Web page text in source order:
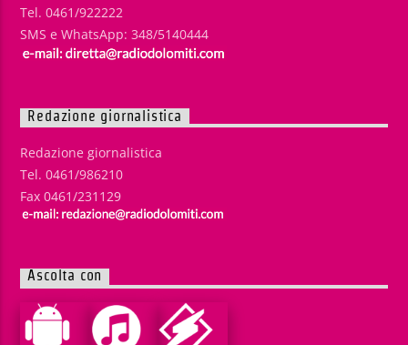
Tel. 0461/922222
SMS e WhatsApp: 348/5140444
Redazione giornalistica
Redazione giornalistica
Tel. 0461/986210
Fax 0461/231129
Ascolta con